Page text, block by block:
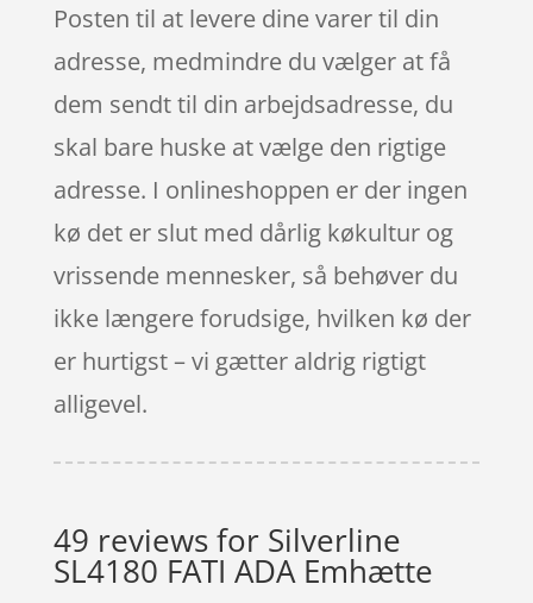
Posten til at levere dine varer til din
adresse, medmindre du vælger at få
dem sendt til din arbejdsadresse, du
skal bare huske at vælge den rigtige
adresse. I onlineshoppen er der ingen
kø det er slut med dårlig køkultur og
vrissende mennesker, så behøver du
ikke længere forudsige, hvilken kø der
er hurtigst – vi gætter aldrig rigtigt
alligevel.
49 reviews for Silverline
SL4180 FATI ADA Emhætte